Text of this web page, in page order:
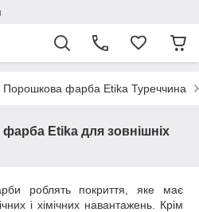
Порошкова фарба Etika Туреччина
Etika для зовнішніх
роблять покриття, яке має
і хімічних навантажень. Крім